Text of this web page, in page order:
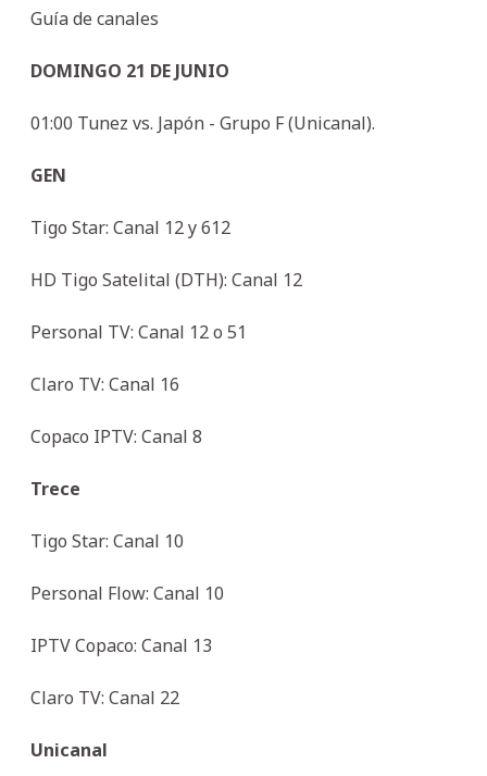
Guía de canales
DOMINGO 21 DE JUNIO
01:00 Tunez vs. Japón - Grupo F (Unicanal).
GEN
Tigo Star: Canal 12 y 612
HD Tigo Satelital (DTH): Canal 12
Personal TV: Canal 12 o 51
Claro TV: Canal 16
Copaco IPTV: Canal 8
Trece
Tigo Star: Canal 10
Personal Flow: Canal 10
IPTV Copaco: Canal 13
Claro TV: Canal 22
Unicanal